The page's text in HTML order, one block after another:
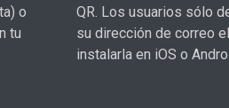
o
tu
QR. Los usuarios sólo
su dirección de correo
instalarla en iOS o